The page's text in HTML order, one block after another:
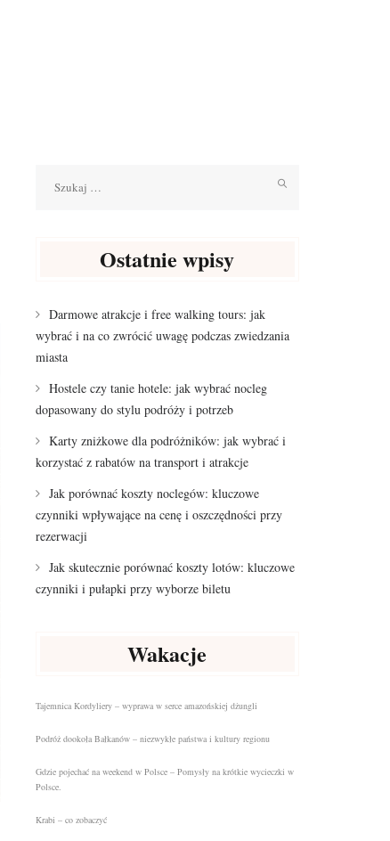
Ostatnie wpisy
Darmowe atrakcje i free walking tours: jak
wybrać i na co zwrócić uwagę podczas zwiedzania
miasta
Hostele czy tanie hotele: jak wybrać nocleg
dopasowany do stylu podróży i potrzeb
Karty zniżkowe dla podróżników: jak wybrać i
korzystać z rabatów na transport i atrakcje
Jak porównać koszty noclegów: kluczowe
czynniki wpływające na cenę i oszczędności przy
rezerwacji
Jak skutecznie porównać koszty lotów: kluczowe
czynniki i pułapki przy wyborze biletu
Wakacje
Tajemnica Kordyliery – wyprawa w serce amazońskiej dżungli
Podróż dookoła Bałkanów – niezwykłe państwa i kultury regionu
Gdzie pojechać na weekend w Polsce – Pomysły na krótkie wycieczki w
Polsce.
Krabi – co zobaczyć